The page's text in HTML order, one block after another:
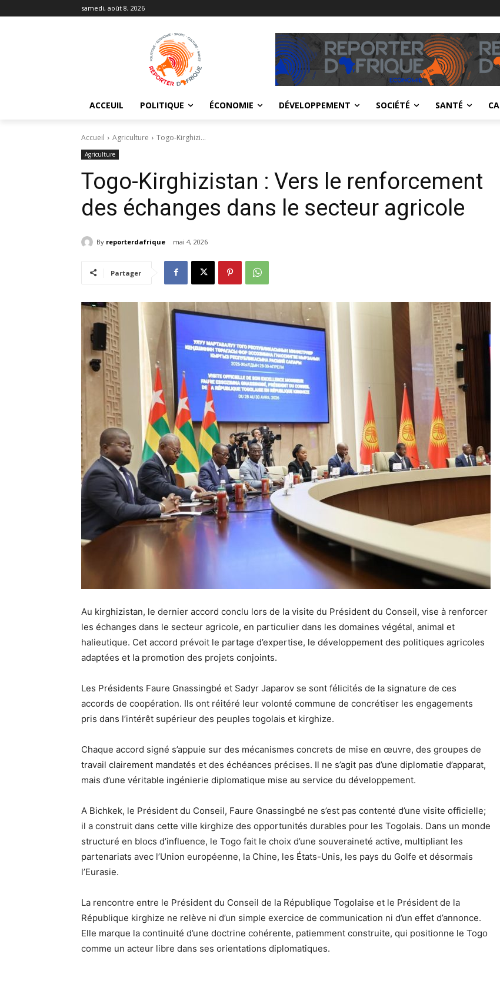
samedi, août 8, 2026
ACCEUIL POLITIQUE ÉCONOMIE DÉVELOPPEMENT SOCIÉTÉ SANTÉ
Accueil Agriculture Togo-Kirghizi...
Agriculture
Togo-Kirghizistan : Vers le renforcement
des échanges dans le secteur agricole
By reporterdafrique mai 4, 2026
Partager
Au kirghizistan, le dernier accord conclu lors de la visite du Président du Conseil, vise à renforcer
les échanges dans le secteur agricole, en particulier dans les domaines végétal, animal et
halieutique. Cet accord prévoit le partage d’expertise, le développement des politiques agricoles
adaptées et la promotion des projets conjoints.
Les Présidents Faure Gnassingbé et Sadyr Japarov se sont félicités de la signature de ces
accords de coopération. Ils ont réitéré leur volonté commune de concrétiser les engagements
pris dans l’intérêt supérieur des peuples togolais et kirghize.
Chaque accord signé s’appuie sur des mécanismes concrets de mise en œuvre, des groupes de
travail clairement mandatés et des échéances précises. Il ne s’agit pas d’une diplomatie d’apparat,
mais d’une véritable ingénierie diplomatique mise au service du développement.
A Bichkek, le Président du Conseil, Faure Gnassingbé ne s’est pas contenté d’une visite officielle;
il a construit dans cette ville kirghize des opportunités durables pour les Togolais. Dans un monde
structuré en blocs d’influence, le Togo fait le choix d’une souveraineté active, multipliant les
partenariats avec l’Union européenne, la Chine, les États-Unis, les pays du Golfe et désormais
l’Eurasie.
La rencontre entre le Président du Conseil de la République Togolaise et le Président de la
République kirghize ne relève ni d’un simple exercice de communication ni d’un effet d’annonce.
Elle marque la continuité d’une doctrine cohérente, patiemment construite, qui positionne le Togo
comme un acteur libre dans ses orientations diplomatiques.